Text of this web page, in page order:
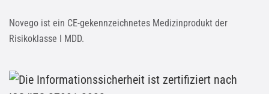
Novego ist ein CE-gekennzeichnetes Medizinprodukt der
Risikoklasse I MDD.